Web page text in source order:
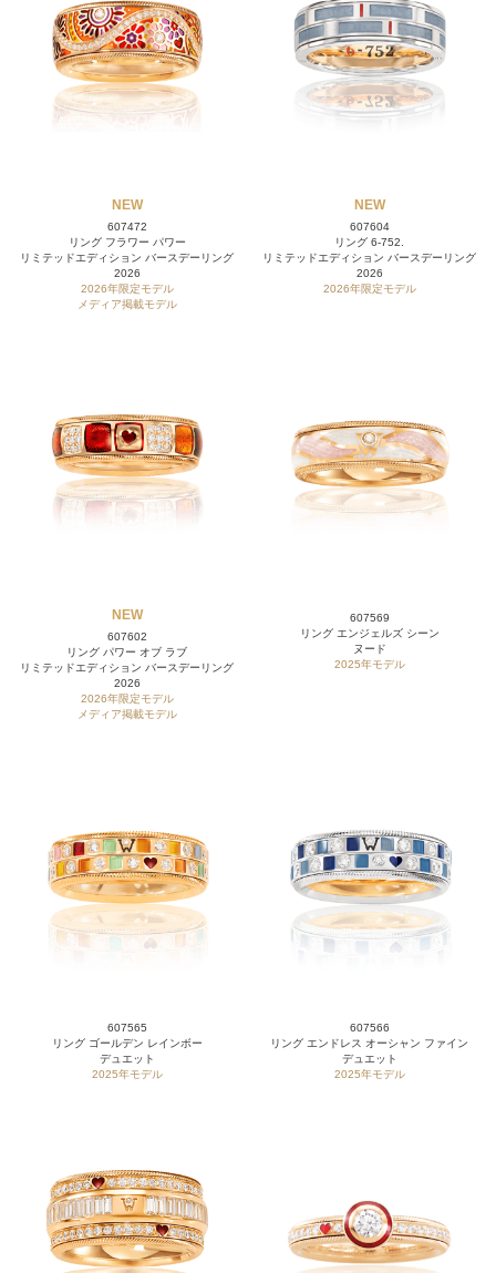
NEW
607472
リング フラワー パワー
リミテッドエディション バースデーリング
2026
2026年限定モデル
メディア掲載モデル
NEW
607604
リング 6-752.
リミテッドエディション バースデーリング
2026
2026年限定モデル
NEW
607602
リング パワー オブ ラブ
リミテッドエディション バースデーリング
2026
2026年限定モデル
メディア掲載モデル
607569
リング エンジェルズ シーン
ヌード
2025年モデル
607565
リング ゴールデン レインボー
デュエット
2025年モデル
607566
リング エンドレス オーシャン ファイン
デュエット
2025年モデル